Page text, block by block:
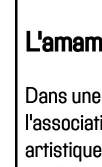
Dans